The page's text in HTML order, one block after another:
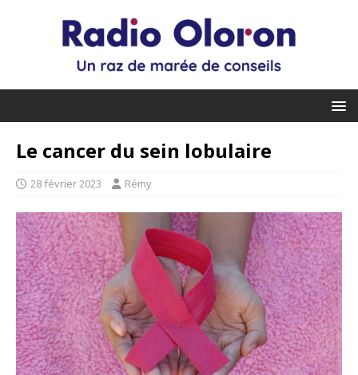
Le cancer du sein lobulaire
28 février 2023 Rémy